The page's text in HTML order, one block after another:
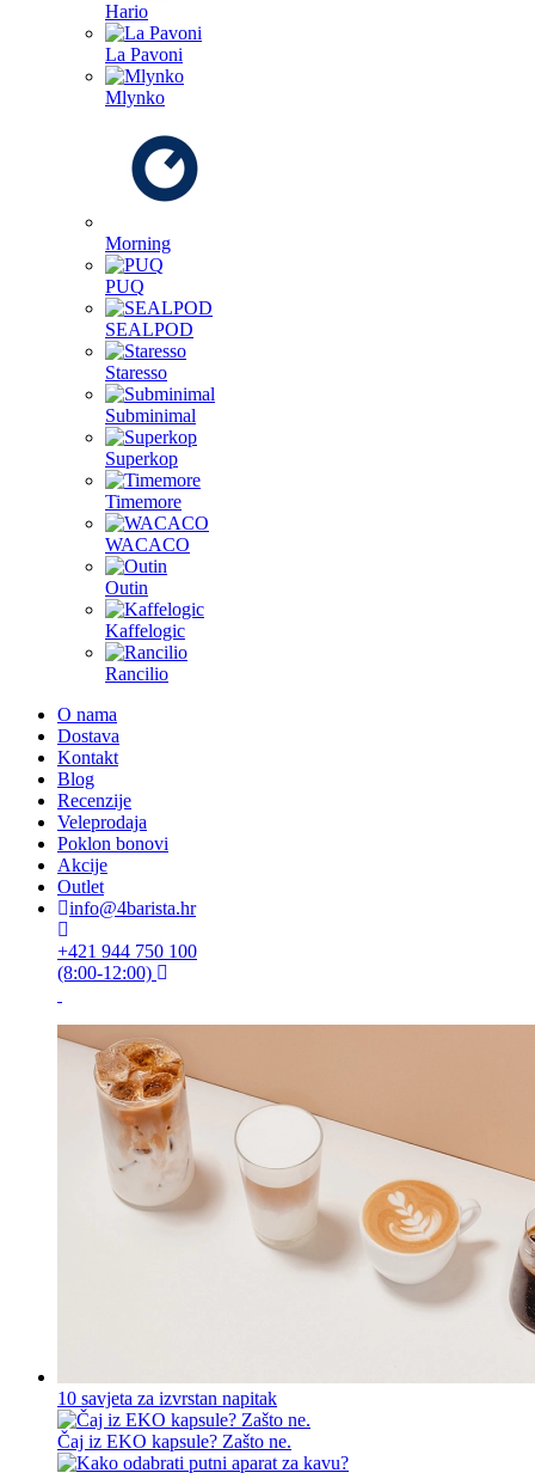
Hario
La Pavoni
Mlynko
Morning
PUQ
SEALPOD
Staresso
Subminimal
Superkop
Timemore
WACACO
Outin
Kaffelogic
Rancilio
O nama
Dostava
Kontakt
Blog
Recenzije
Veleprodaja
Poklon bonovi
Akcije
Outlet
info@4barista.hr
+421 944 750 100
(8:00-12:00)
10 savjeta za izvrstan napitak
Čaj iz EKO kapsule? Zašto ne.